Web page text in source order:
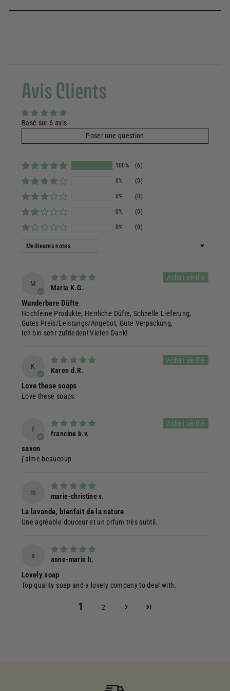
Avis Clients
Basé sur 6 avis
Poser une question
100% (6)
0% (0)
0% (0)
0% (0)
0% (0)
Sort by
M
Maria K.G.
Wunderbare Düfte
Hochfeine Produkte, Herrliche Düfte, Schnelle Lieferung,
Gutes Preis/Leistungs/Angebot, Gute Verpackung,
Ich bin sehr zufrieden! Vielen Dank!
K
Karen d.R.
Love these soaps
Love these soaps
f
francine b.v.
savon
j’aime beaucoup
m
marie-christine v.
La lavande, bienfait de la nature
Une agréable douceur et un prfum très subtil.
a
anne-marie h.
Lovely soap
Top quality soap and a lovely company to deal with.
1 2